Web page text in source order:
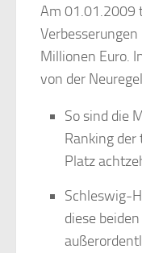
Am 01.01.2009
Millionen Euro.
von der
So sind die
Ranking
Platz
Schleswig-
diese